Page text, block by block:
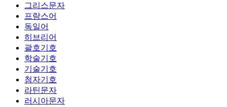
그리스문자
프랑스어
독일어
히브리어
괄호기호
학술기호
기술기호
첨자기호
라틴문자
러시아문자